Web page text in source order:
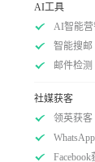
AI工具
AI智能营
智能搜邮
邮件检测
社媒获客
领英获客
Facebook